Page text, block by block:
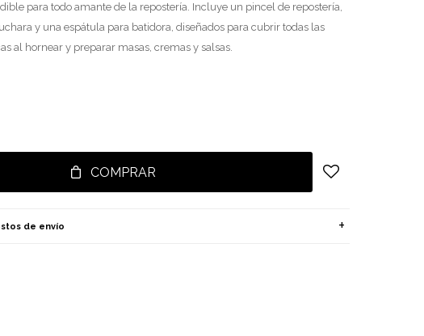
para todo amante de la repostería. Incluye un pincel de repostería,
y una espátula para batidora, diseñados para cubrir todas las
al hornear y preparar masas, cremas y salsas.
COMPRAR
de envío